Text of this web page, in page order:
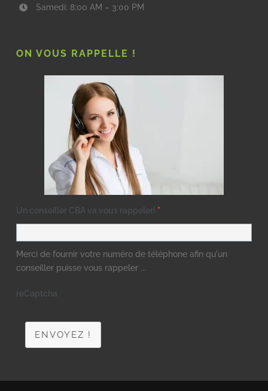
Samedi: 8:00 AM – 3:00 PM
ON VOUS RAPPELLE !
Un conseiller CBA va vous rappeler! *
Merci de fournir votre numéro de téléphone afin qu'un
conseiller puisse vous rappeler ...
reCaptcha
ENVOYEZ !